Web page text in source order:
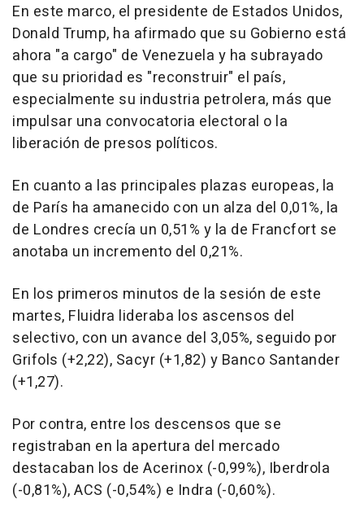
En este marco, el presidente de Estados Unidos,
Donald Trump, ha afirmado que su Gobierno está
ahora "a cargo" de Venezuela y ha subrayado
que su prioridad es "reconstruir" el país,
especialmente su industria petrolera, más que
impulsar una convocatoria electoral o la
liberación de presos políticos.
En cuanto a las principales plazas europeas, la
de París ha amanecido con un alza del 0,01%, la
de Londres crecía un 0,51% y la de Francfort se
anotaba un incremento del 0,21%.
En los primeros minutos de la sesión de este
martes, Fluidra lideraba los ascensos del
selectivo, con un avance del 3,05%, seguido por
Grifols (+2,22), Sacyr (+1,82) y Banco Santander
(+1,27).
Por contra, entre los descensos que se
registraban en la apertura del mercado
destacaban los de Acerinox (-0,99%), Iberdrola
(-0,81%), ACS (-0,54%) e Indra (-0,60%).